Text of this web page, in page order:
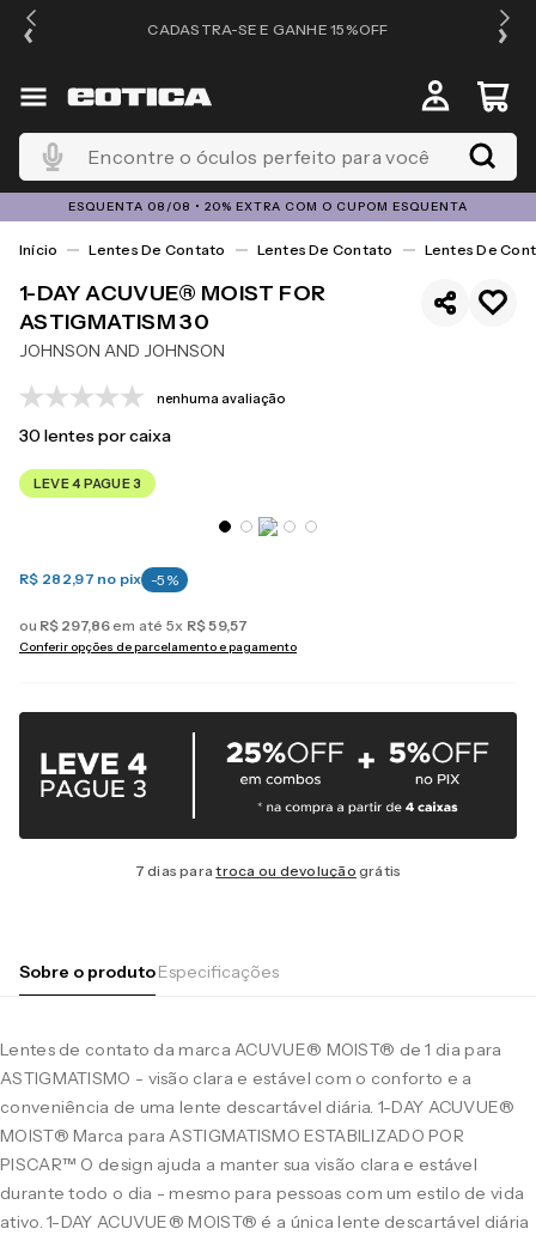
CADASTRA-SE E GANHE 15%OFF
Encontre o óculos perfeito para você
ESQUENTA 08/08 • 20% EXTRA COM O CUPOM ESQUENTA
Lentes De Contato Lentes De Contato Lentes De
1-DAY ACUVUE® MOIST FOR
ASTIGMATISM 30
JOHNSON AND JOHNSON
nenhuma avaliação
30lentes por caixa
LEVE 4 PAGUE 3
R$ 282,97 no pix -5 %
ou R$ 297,86 em até 5x R$59,57
Conferir opções de parcelamento e pagamento
7 dias paratroca ou devolução grátis
Sobre o produtoEspecificações
Lentes de contato da marca ACUVUE® MOIST® de 1 dia para
ASTIGMATISMO - visão clara e estável com o conforto e a
conveniência de uma lente descartável diária. 1-DAY ACUVUE®
MOIST® Marca para ASTIGMATISMO ESTABILIZADO POR
PISCAR™ O design ajuda a manter sua visão clara e estável
durante todo o dia - mesmo para pessoas com um estilo de vida
ativo. 1-DAY ACUVUE® MOIST® é a única lente descartável diária